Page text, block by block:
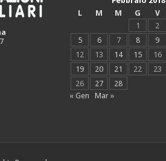
L
M M G V
1
2
5
6 7 8 9
12
13 14 15 16
19
20 21 22 23
26
27
28
« Gen
Mar »